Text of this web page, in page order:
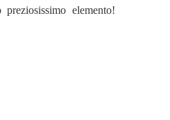
elemento!